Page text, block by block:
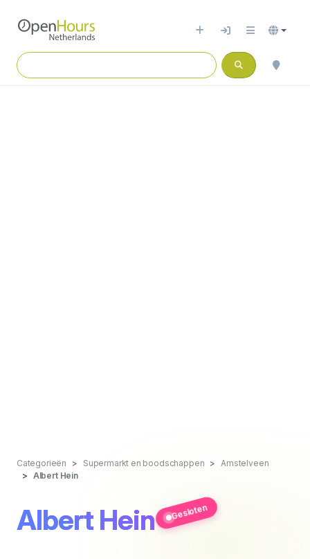
Categorieën Supermarkt en boodschappen
Amstelveen
Albert Hein
Albert Hein Gesloten